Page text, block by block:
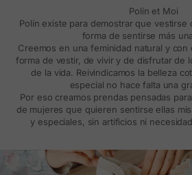
Polín et Moi
Polín existe para demostrar que vestirse
forma de sentirse más
Creemos en una feminidad natural y con
forma de vestir, de vivir y de disfrutar de
de la vida. Reivindicamos la belleza
especial no hace falta una
Por eso creamos prendas pensadas
de mujeres que quieren sentirse ellas
y especiales, sin artificios ni